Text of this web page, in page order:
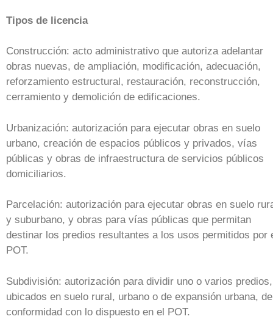
Tipos de licencia
Construcción: acto administrativo que autoriza adelantar
obras nuevas, de ampliación, modificación, adecuación,
reforzamiento estructural, restauración, reconstrucción,
cerramiento y demolición de edificaciones.
Urbanización: autorización para ejecutar obras en suelo
urbano, creación de espacios públicos y privados, vías
públicas y obras de infraestructura de servicios públicos
domiciliarios.
Parcelación: autorización para ejecutar obras en suelo
y suburbano, y obras para vías públicas que permitan
destinar los predios resultantes a los usos permitidos por
POT.
Subdivisión: autorización para dividir uno o varios predios,
ubicados en suelo rural, urbano o de expansión urbana, de
conformidad con lo dispuesto en el POT.